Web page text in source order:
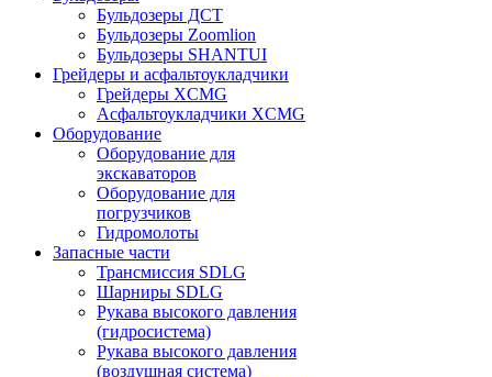
Бульдозеры ДСТ
Бульдозеры Zoomlion
Бульдозеры SHANTUI
Грейдеры и асфальтоукладчики
Грейдеры XCMG
Асфальтоукладчики XCMG
Оборудование
Оборудование для
экскаваторов
Оборудование для
погрузчиков
Гидромолоты
Запасные части
Трансмиссия SDLG
Шарниры SDLG
Рукава высокого давления
(гидросистема)
Рукава высокого давления
(воздушная система)